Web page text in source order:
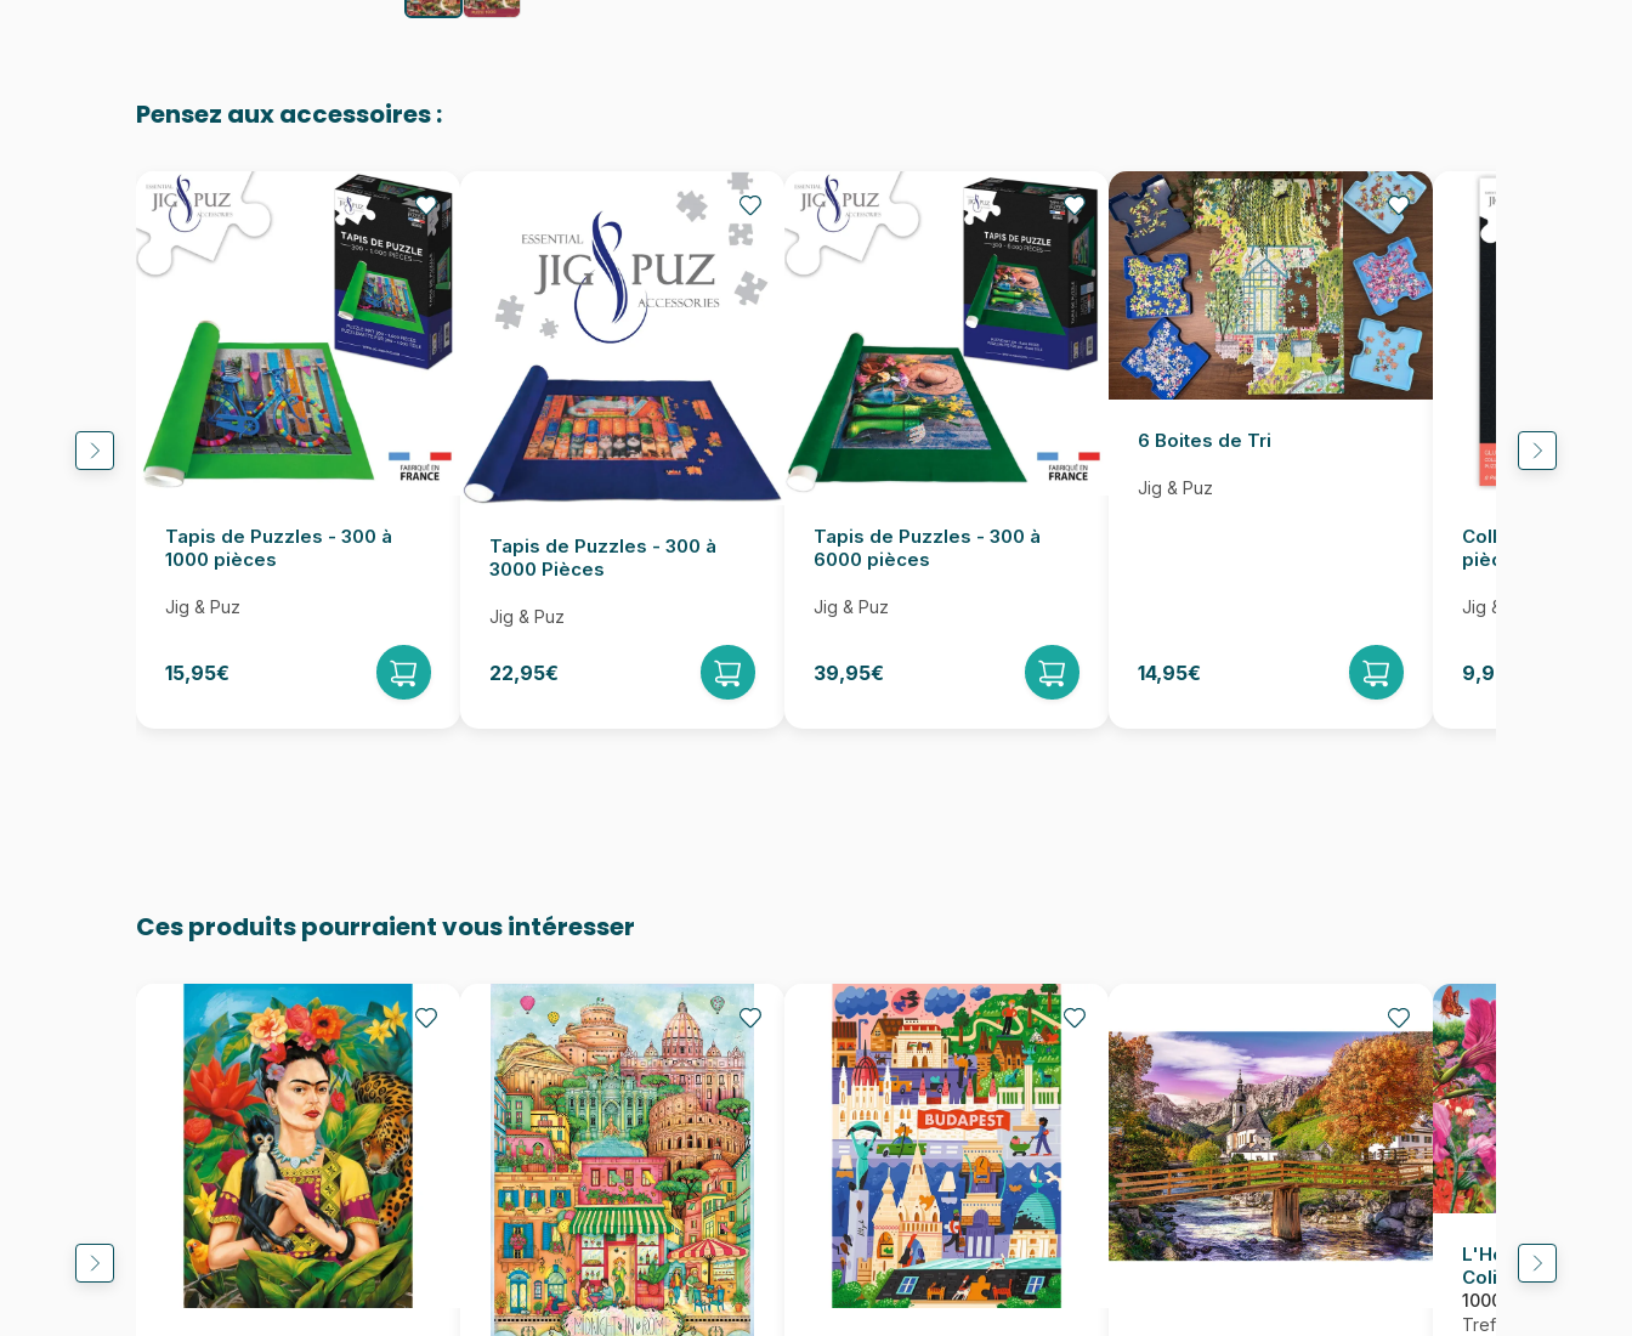
Pensez aux accessoires :
Tapis de Puzzles - 300 à
1000 pièces
Jig & Puz
15,95€
Tapis de Puzzles - 300 à
3000 Pièces
Jig & Puz
22,95€
Tapis de Puzzles - 300 à
6000 pièces
Jig & Puz
39,95€
6 Boites de Tri
Jig & Puz
14,95€
Colle pour Puzzle
pièces
Jig & Puz
9,95€
Ces produits pourraient vous intéresser
L'Heure Du Thé :
Colibris
1000 pièces
Trefl